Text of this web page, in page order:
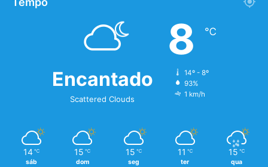
Encantado
Scattered Clouds
8 ℃
14º - 8º
93%
1 km/h
14 ℃
sáb
15 ℃
dom
15 ℃
seg
11 ℃
ter
15 ℃
qua